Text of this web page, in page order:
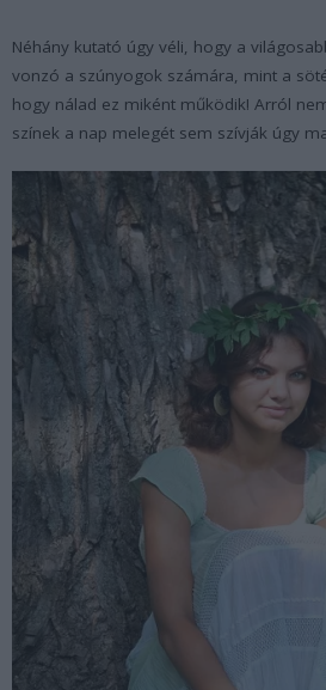
Néhány kutató úgy véli, hogy a
vonzó a szúnyogok számára, mint a
hogy nálad ez miként működik! Arról
színek a nap melegét sem szívják úgy